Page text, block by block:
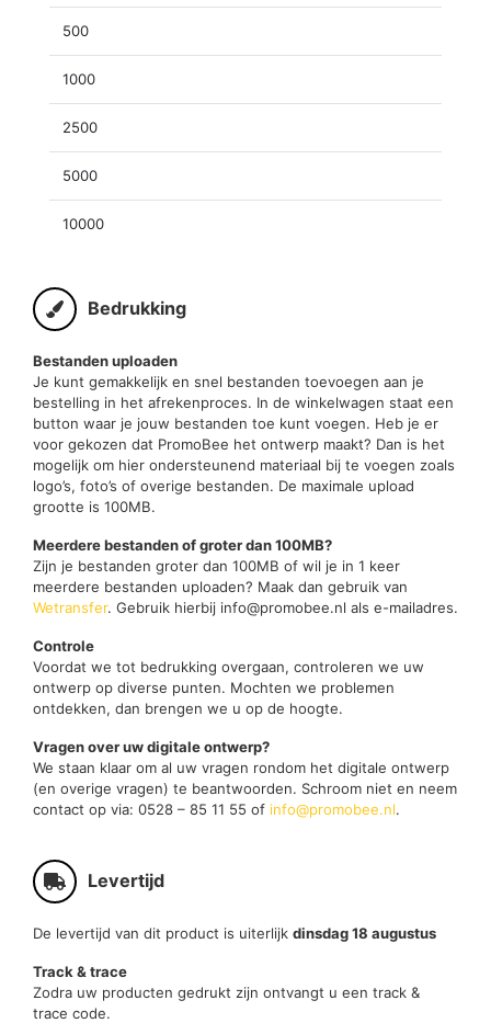
500
1000
2500
5000
10000
Bedrukking
Bestanden uploaden
Je kunt gemakkelijk en snel bestanden toevoegen aan je
bestelling in het afrekenproces. In de winkelwagen staat een
button waar je jouw bestanden toe kunt voegen. Heb je er
voor gekozen dat PromoBee het ontwerp maakt? Dan is het
mogelijk om hier ondersteunend materiaal bij te voegen zoals
logo’s, foto’s of overige bestanden. De maximale upload
grootte is 100MB.
Meerdere bestanden of groter dan 100MB?
Zijn je bestanden groter dan 100MB of wil je in 1 keer
meerdere bestanden uploaden? Maak dan gebruik van
Wetransfer. Gebruik hierbij info@promobee.nl als e-mailadres.
Controle
Voordat we tot bedrukking overgaan, controleren we uw
ontwerp op diverse punten. Mochten we problemen
ontdekken, dan brengen we u op de hoogte.
Vragen over uw digitale ontwerp?
We staan klaar om al uw vragen rondom het digitale ontwerp
(en overige vragen) te beantwoorden. Schroom niet en neem
contact op via: 0528 – 85 11 55 of info@promobee.nl.
Levertijd
De levertijd van dit product is uiterlijk dinsdag 18 augustus
Track & trace
Zodra uw producten gedrukt zijn ontvangt u een track &
trace code.